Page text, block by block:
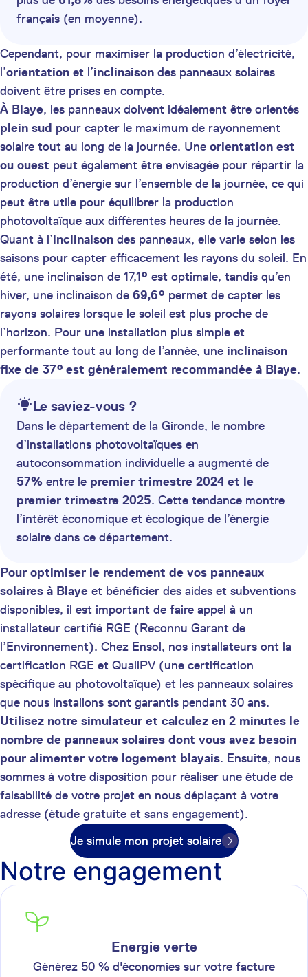
français (en moyenne).
Cependant, pour maximiser la production d’électricité,
l’orientation et l’inclinaison des panneaux solaires
doivent être prises en compte.
À Blaye, les panneaux doivent idéalement être orientés
plein sud pour capter le maximum de rayonnement
solaire tout au long de la journée. Une orientation est
ou ouest peut également être envisagée pour répartir la
production d’énergie sur l’ensemble de la journée, ce qui
peut être utile pour équilibrer la production
photovoltaïque aux différentes heures de la journée.
Quant à l’inclinaison des panneaux, elle varie selon les
saisons pour capter efficacement les rayons du soleil. En
été, une inclinaison de 17,1° est optimale, tandis qu’en
hiver, une inclinaison de 69,6° permet de capter les
rayons solaires lorsque le soleil est plus proche de
l’horizon. Pour une installation plus simple et
performante tout au long de l’année, une inclinaison
fixe de 37° est généralement recommandée à Blaye.
Le saviez-vous ?
Dans le département de la Gironde, le nombre
d’installations photovoltaïques en
autoconsommation individuelle a augmenté de
57% entre le premier trimestre 2024 et le
premier trimestre 2025. Cette tendance montre
l’intérêt économique et écologique de l’énergie
solaire dans ce département.
Pour optimiser le rendement de vos panneaux
solaires à Blaye et bénéficier des aides et subventions
disponibles, il est important de faire appel à un
installateur certifié RGE (Reconnu Garant de
l’Environnement). Chez Ensol, nos installateurs ont la
certification RGE et QualiPV (une certification
spécifique au photovoltaïque) et les panneaux solaires
que nous installons sont garantis pendant 30 ans.
Utilisez notre simulateur et calculez en 2 minutes le
nombre de panneaux solaires dont vous avez besoin
pour alimenter votre logement blayais. Ensuite, nous
sommes à votre disposition pour réaliser une étude de
faisabilité de votre projet en nous déplaçant à votre
adresse (étude gratuite et sans engagement).
Je simule mon projet solaire
Notre engagement
Energie verte
Générez 50 % d'économies sur votre facture